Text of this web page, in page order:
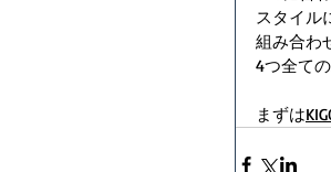
スタイル
組み合わ
4つ全て
まずは